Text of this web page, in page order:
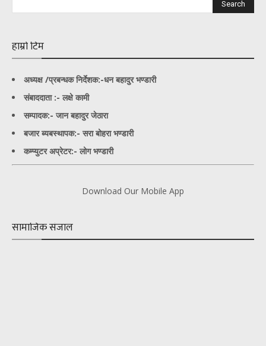
हाम्रो टिम
अध्यक्ष /प्रबन्धक निर्देशक:-धन बहादुर भण्डारी
संबाददाता :- लक्षे कामी
सम्पादक:- जान बहादुर जेठारा
बजार ब्यबस्थापक:- सरा बोहरा भण्डारी
कम्प्युटर अप्रेटर:- लोग भण्डारी
Download Our Mobile App
सामाजिक संजाल